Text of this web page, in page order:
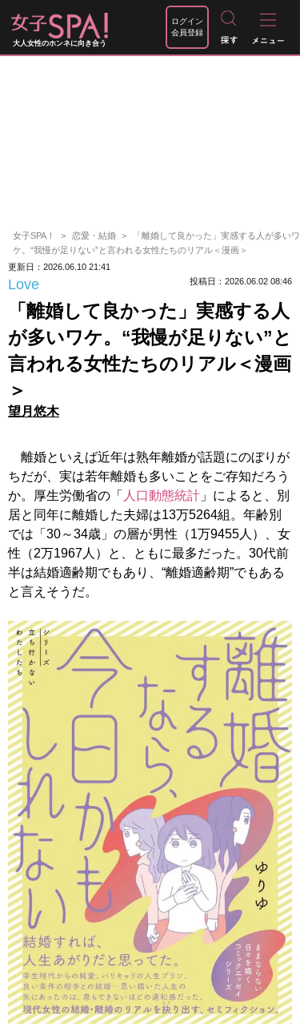
大人女性のホンネに向き合う
ログイン
会員登録
女子SPA！ 恋愛・結婚
「離婚して良かった」実感する人が多いワ
ケ。“我慢が足りない”と言われる女性たちのリアル＜漫画＞
更新日：2026.06.10 21:41
Love 投稿日：2026.06.02 08:46
「離婚して良かった」実感する人
が多いワケ。“我慢が足りない”と
言われる女性たちのリアル＜漫画
＞
望月悠木
離婚といえば近年は熟年離婚が話題にのぼりが
ちだが、実は若年離婚も多いことをご存知だろう
か。厚生労働省の「 人口動態統計 」によると、別
居と同年に離婚した夫婦は13万5264組。年齢別
では「30～34歳」の層が男性（1万9455人）、女
性（2万1967人）と、ともに最多だった。30代前
半は結婚適齢期でもあり、“離婚適齢期”でもある
と言えそうだ。